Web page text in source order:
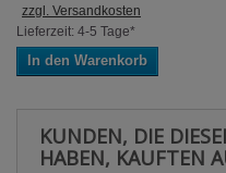
zzgl. Versandkosten
Lieferzeit: 4-5 Tage*
In den Warenkorb
KUNDEN, DIE
HABEN, KAUFTEN